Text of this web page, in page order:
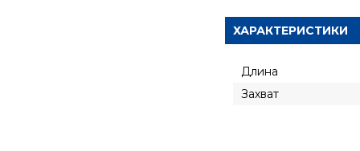
ХАРАКТЕРИСТИКИ
Длина
Захват